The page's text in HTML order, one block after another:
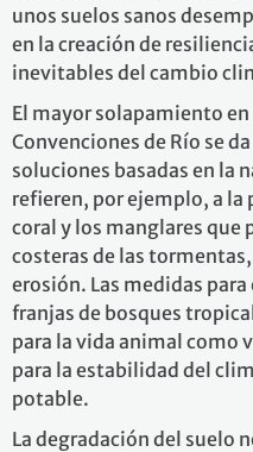
unos suelos sanos
en la creación de
inevitables del cambio
El mayor solapamiento
Convenciones de Río se
soluciones basadas en la
refieren, por ejemplo, a la
coral y los manglares que
costeras de las
erosión. Las medidas
franjas de bosques
para la vida animal como
para la estabilidad del
potable.
La degradación del suelo